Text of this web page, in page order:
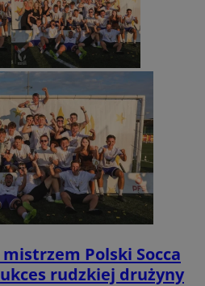
Polski Socca
rudzkiej drużyny